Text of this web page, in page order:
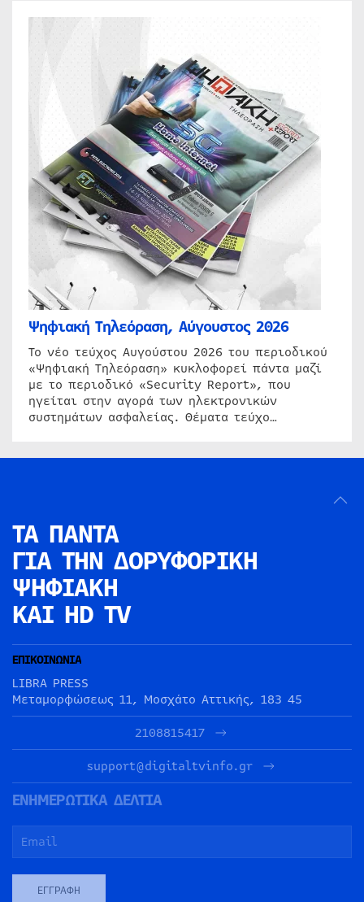
Ψηφιακή Τηλεόραση, Αύγουστος 2026
Το νέο τεύχος Αυγούστου 2026 του περιοδικού
«Ψηφιακή Τηλεόραση» κυκλοφορεί πάντα μαζί
με το περιοδικό «Security Report», που
ηγείται στην αγορά των ηλεκτρονικών
συστημάτων ασφαλείας. Θέματα τεύχο…
ΤΑ ΠΑΝΤΑ
ΓΙΑ ΤΗΝ ΔΟΡΥΦΟΡΙΚΗ
ΨΗΦΙΑΚΗ
ΚΑΙ HD TV
ΕΠΙΚΟΙΝΩΝΙΑ
LIBRA PRESS
Μεταμορφώσεως 11, Μοσχάτο Αττικής, 183 45
2108815417
support@digitaltvinfo.gr
ΕΝΗΜΕΡΩΤΙΚΑ ΔΕΛΤΙΑ
ΕΓΓΡΑΦΉ